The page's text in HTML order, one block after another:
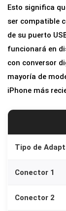
Esto significa
ser compatible
de su puerto
funcionará en
con conversor
mayoría de
iPhone más
Tipo de
Conector 1
Conector 2